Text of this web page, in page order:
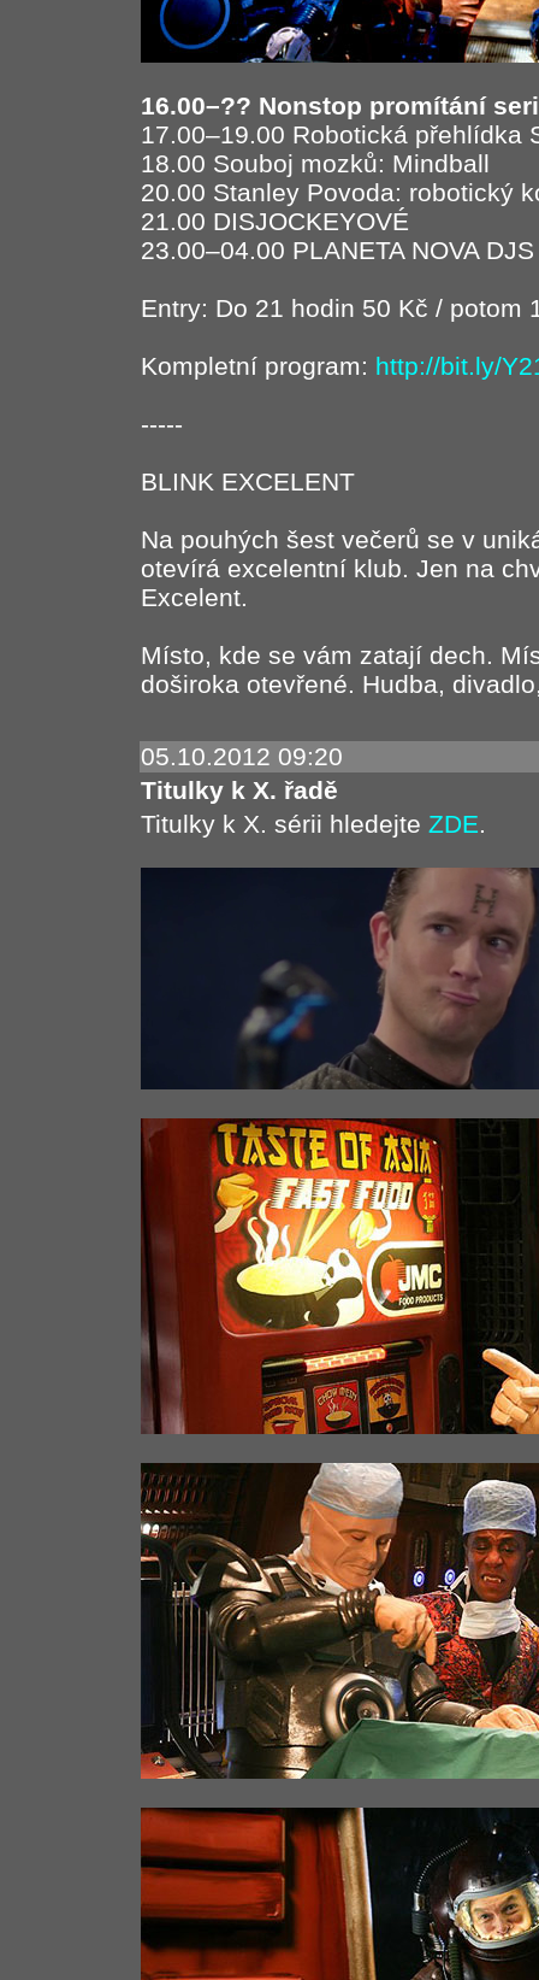
16.00–?? Nonstop promítání
17.00–19.00 Robotická přehlídka
18.00 Souboj mozků: Mindball
20.00 Stanley Povoda: robotický
21.00 DISJOCKEYOVÉ
23.00–04.00 PLANETA NOVA DJS
Entry: Do 21 hodin 50 Kč / potom
Kompletní program: http://bit.ly/
-----
BLINK EXCELENT
Na pouhých šest večerů se v
otevírá excelentní klub. Jen na
Excelent.
Místo, kde se vám zatají dech.
doširoka otevřené. Hudba,
05.10.2012 09:20
Titulky k X. řadě
Titulky k X. sérii hledejte ZDE.